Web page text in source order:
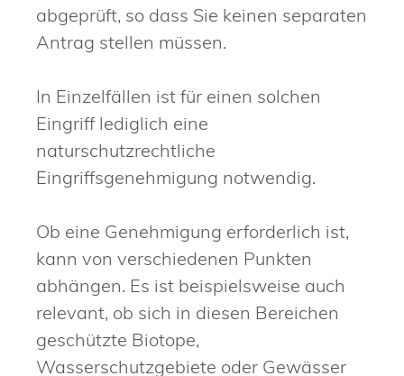
abgeprüft, so dass Sie keinen separaten
Antrag stellen müssen.
In Einzelfällen ist für einen solchen
Eingriff lediglich eine
naturschutzrechtliche
Eingriffsgenehmigung notwendig.
Ob eine Genehmigung erforderlich ist,
kann von verschiedenen Punkten
abhängen. Es ist beispielsweise auch
relevant, ob sich in diesen Bereichen
geschützte Biotope,
Wasserschutzgebiete oder Gewässer